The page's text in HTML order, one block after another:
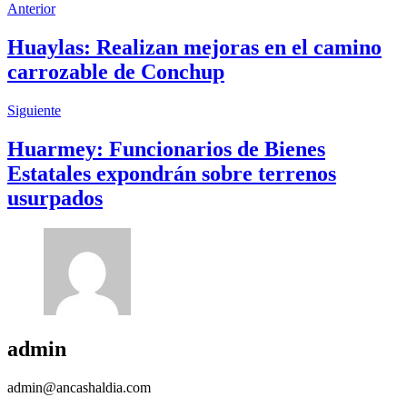
Anterior
Huaylas: Realizan mejoras en el camino
carrozable de Conchup
Siguiente
Huarmey: Funcionarios de Bienes
Estatales expondrán sobre terrenos
usurpados
admin
admin@ancashaldia.com